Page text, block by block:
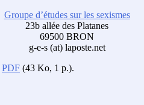
Groupe d’études sur les sexismes
23b allée des Platanes
69500 BRON
g-e-s (at) laposte.net
PDF (43 Ko, 1 p.).